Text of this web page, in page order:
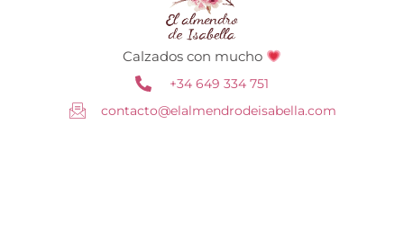
Calzados con mucho
+34 649 334 751
contacto@elalmendrodeisabella.com